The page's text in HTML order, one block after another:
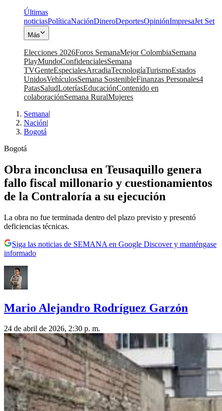
Últimas
noticiasPolíticaNaciónDineroDeportesOpiniónImpresaJet Set
Más
Elecciones 2026Foros SemanaMejor ColombiaSemana
PlayMundoConfidencialesSemana
TVGenteEspecialesArcadiaTecnologíaTurismoEstados
UnidosVehículosSemana SostenibleFinanzas Personales4
PatasSaludLoteríasEducaciónContenido en
colaboraciónSemana RuralMujeres
Semana|
Nación|
Bogotá
Bogotá
Obra inconclusa en Teusaquillo genera
fallo fiscal millonario y cuestionamientos
de la Contraloría a su ejecución
La obra no fue terminada dentro del plazo previsto y presentó
deficiencias técnicas.
Siga las noticias de SEMANA en Google Discover y manténgase
informado
Mario Alejandro Rodríguez Garzón
24 de abril de 2026, 2:30 p. m.